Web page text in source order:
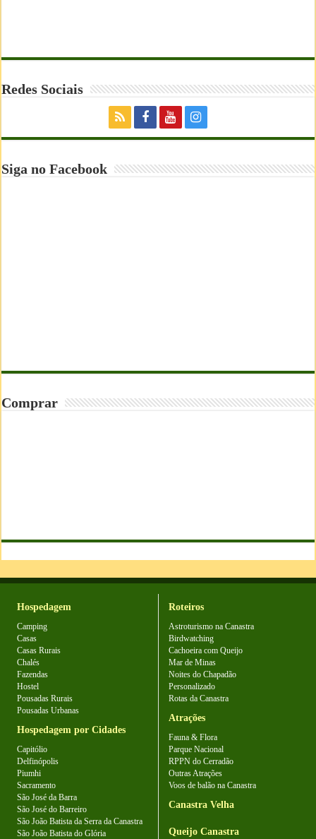
Redes Sociais
Siga no Facebook
Comprar
Hospedagem
Camping
Casas
Casas Rurais
Chalés
Fazendas
Hostel
Pousadas Rurais
Pousadas Urbanas
Hospedagem por Cidades
Capitólio
Delfinópolis
Piumhi
Sacramento
São José da Barra
São José do Barreiro
São João Batista da Serra da Canastra
São João Batista do Glória
Roteiros
Astroturismo na Canastra
Birdwatching
Cachoeira com Queijo
Mar de Minas
Noites do Chapadão
Personalizado
Rotas da Canastra
Atrações
Fauna & Flora
Parque Nacional
RPPN do Cerradão
Outras Atrações
Voos de balão na Canastra
Canastra Velha
Queijo Canastra